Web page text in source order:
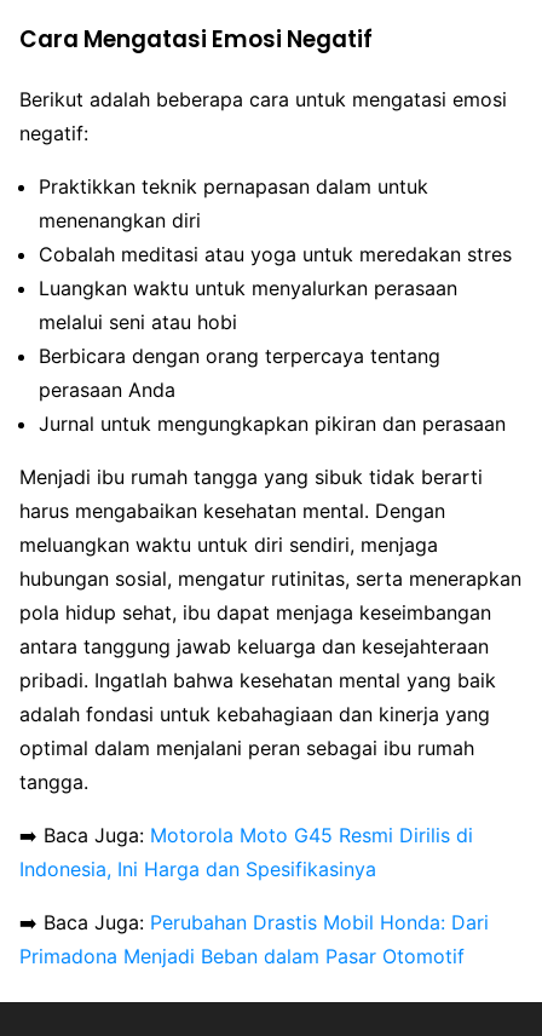
Cara Mengatasi Emosi Negatif
Berikut adalah beberapa cara untuk mengatasi emosi
negatif:
Praktikkan teknik pernapasan dalam untuk
menenangkan diri
Cobalah meditasi atau yoga untuk meredakan stres
Luangkan waktu untuk menyalurkan perasaan
melalui seni atau hobi
Berbicara dengan orang terpercaya tentang
perasaan Anda
Jurnal untuk mengungkapkan pikiran dan perasaan
Menjadi ibu rumah tangga yang sibuk tidak berarti
harus mengabaikan kesehatan mental. Dengan
meluangkan waktu untuk diri sendiri, menjaga
hubungan sosial, mengatur rutinitas, serta menerapkan
pola hidup sehat, ibu dapat menjaga keseimbangan
antara tanggung jawab keluarga dan kesejahteraan
pribadi. Ingatlah bahwa kesehatan mental yang baik
adalah fondasi untuk kebahagiaan dan kinerja yang
optimal dalam menjalani peran sebagai ibu rumah
tangga.
➡️ Baca Juga: Motorola Moto G45 Resmi Dirilis di
Indonesia, Ini Harga dan Spesifikasinya
➡️ Baca Juga: Perubahan Drastis Mobil Honda: Dari
Primadona Menjadi Beban dalam Pasar Otomotif